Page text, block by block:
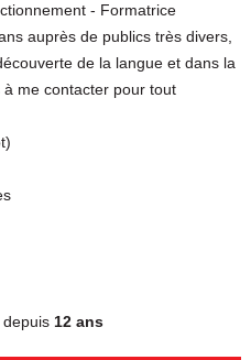
- Formatrice
auprès de publics très divers,
de la langue et dans la
me contacter pour tout
12 ans